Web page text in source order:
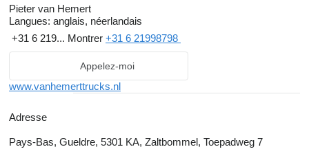
Pieter van Hemert
Langues: anglais, néerlandais
+31 6 219... Montrer +31 6 21998798
Appelez-moi
www.vanhemerttrucks.nl
Adresse
Pays-Bas, Gueldre, 5301 KA, Zaltbommel, Toepadweg 7